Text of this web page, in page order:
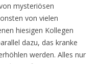
mysteriösen
von vielen
hiesigen Kollegen
dazu, das kranke
werden. Alles nur